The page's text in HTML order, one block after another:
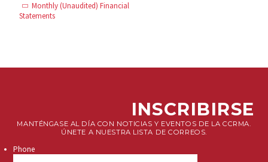
Monthly (Unaudited) Financial
Statements
INSCRIBIRSE
MANTÉNGASE AL DÍA CON NOTICIAS Y EVENTOS DE LA CCRMA.
ÚNETE A NUESTRA LISTA DE CORREOS.
Phone